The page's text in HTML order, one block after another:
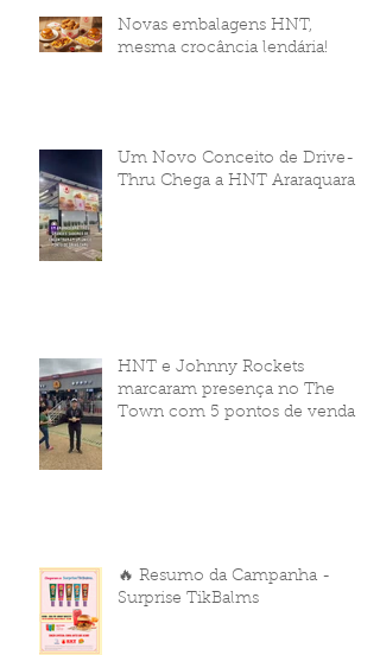
Novas embalagens HNT,
mesma crocância lendária!
Um Novo Conceito de Drive-
Thru Chega a HNT Araraquara
HNT e Johnny Rockets
marcaram presença no The
Town com 5 pontos de venda
🔥 Resumo da Campanha -
Surprise TikBalms